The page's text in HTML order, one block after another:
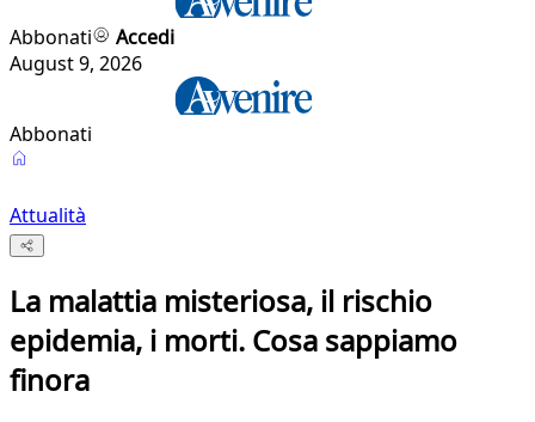
Abbonati
Accedi
August 9, 2026
Abbonati
Attualità
La malattia misteriosa, il rischio
epidemia, i morti. Cosa sappiamo
finora